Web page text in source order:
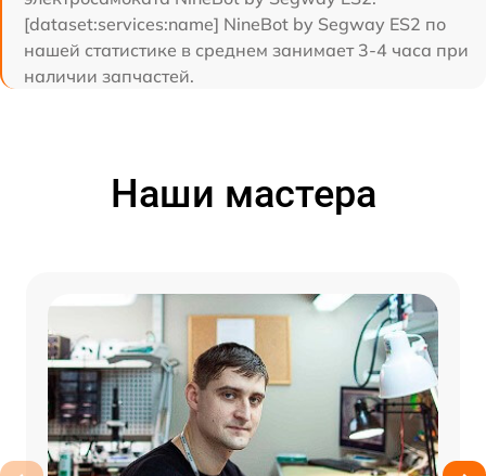
[dataset:services:name] NineBot by Segway ES2 по
нашей статистике в среднем занимает 3-4 часа при
наличии запчастей.
Наши мастера